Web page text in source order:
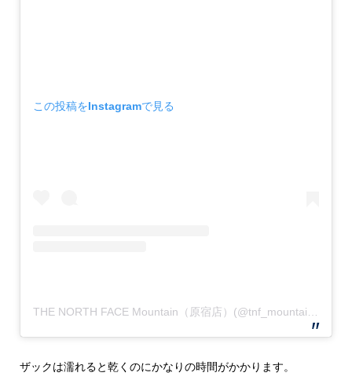
この投稿をInstagramで見る
ザックは濡れると乾くのにかなりの時間がかかります。